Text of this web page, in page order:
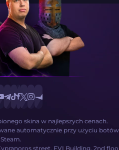
skina w najlepszych cenach.
automatycznie przy użyciu botów
Steam.
street, EVI Building, 2nd